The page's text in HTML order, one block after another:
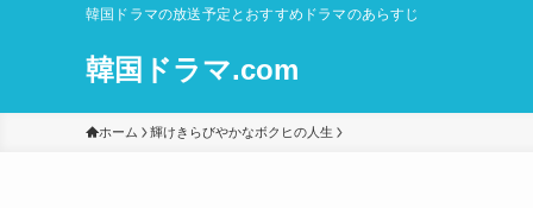
韓国ドラマの放送予定とおすすめドラマのあらすじ
韓国ドラマ.com
ホーム 輝けきらびやかなボクヒの人生